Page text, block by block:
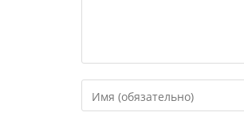
свое